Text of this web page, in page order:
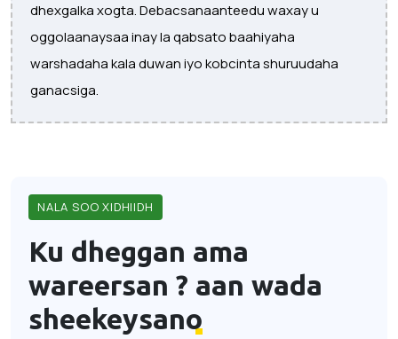
dhexgalka xogta. Debacsanaanteedu waxay u
oggolaanaysaa inay la qabsato baahiyaha
warshadaha kala duwan iyo kobcinta shuruudaha
ganacsiga.
NALA SOO XIDHIIDH
Ku dheggan ama
wareersan ? aan wada
sheekeysano